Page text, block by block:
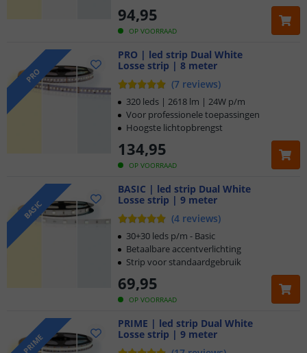
OP VOORRAAD
94,95
PRO
PRO | led strip Dual White
Losse strip | 8 meter
(7 reviews)
OP VOORRAAD
134,95
320 leds | 2618 lm | 24W p/m
Voor professionele toepassingen
Hoogste lichtopbrengst
BASIC
BASIC | led strip Dual White
Losse strip | 9 meter
(4 reviews)
OP VOORRAAD
69,95
30+30 leds p/m - Basic
Betaalbare accentverlichting
Strip voor standaardgebruik
PRIME
PRIME | led strip Dual White
Losse strip | 9 meter
Klantbeoordeling 9.1